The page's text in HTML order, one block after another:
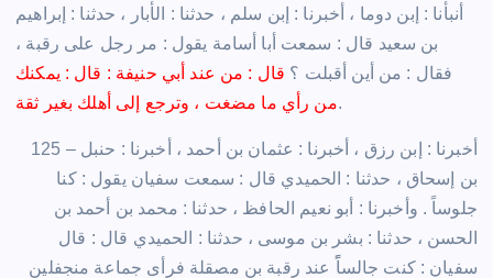
أنبأنا : إبن دوما ، أخبرنا : إبن سلم ، حدثنا : الأبار ، حدثنا : إبراهيم
بن سعيد قال : سمعت أبا أسامة يقول : مر رجل على رقبة ،
فقال : من أين أقبلت ؟ قال : من عند أبي حنيفة : قال : يمكنك
من رأي ما مضغت ، وترجع إلى أهلك بغير ثقة.
125 – أخبرنا : إبن رزق ، أخبرنا : عثمان بن أحمد ، أخبرنا : حنبل
بن إسحاق ، حدثنا : الحميدي قال : سمعت سفيان يقول : كنا
جلوساً . وأخبرنا : أبو نعيم الحافظ ، حدثنا : محمد بن أحمد بن
الحسن ، حدثنا : بشر بن موسى ، حدثنا : الحميدي قال : قال
سفيان : كنت جالساًً عند رقبة بن مصقلة فرأى جماعة منجفلين